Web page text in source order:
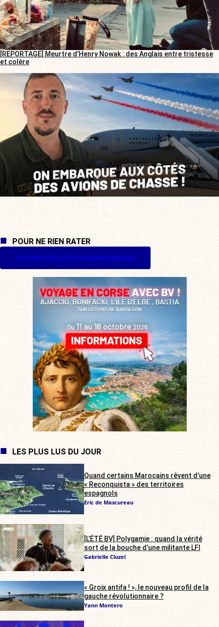
[REPORTAGE] Meurtre d’Henry Nowak : des Anglais entre tristesse
et colère
POUR NE RIEN RATER
Je m'inscris à La Quotidienne (gratuit)
LES PLUS LUS DU JOUR
Quand certains Marocains rêvent d’une
« Reconquista » des territoires
espagnols
Eric de Mascureau
[L’ÉTÉ BV] Polygamie : quand la vérité
sort de la bouche d’une militante LFI
Gabrielle Cluzel
« Groix antifa ! », le nouveau profil de la
gauche révolutionnaire ?
Yann Montero